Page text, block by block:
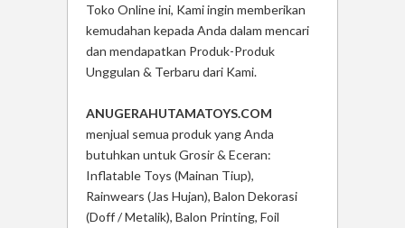
Toko Online ini, Kami ingin memberikan
kemudahan kepada Anda dalam mencari
dan mendapatkan Produk-Produk
Unggulan & Terbaru dari Kami.
ANUGERAHUTAMATOYS.COM
menjual semua produk yang Anda
butuhkan untuk Grosir & Eceran:
Inflatable Toys (Mainan Tiup),
Rainwears (Jas Hujan), Balon Dekorasi
(Doff / Metalik), Balon Printing, Foil